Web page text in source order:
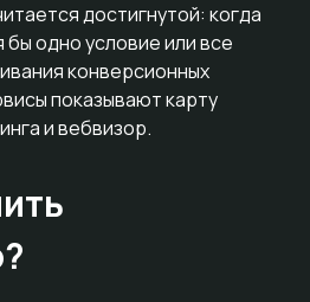
достигнутой: когда
одно условие или все
конверсионных
показывают карту
и вебвизор.